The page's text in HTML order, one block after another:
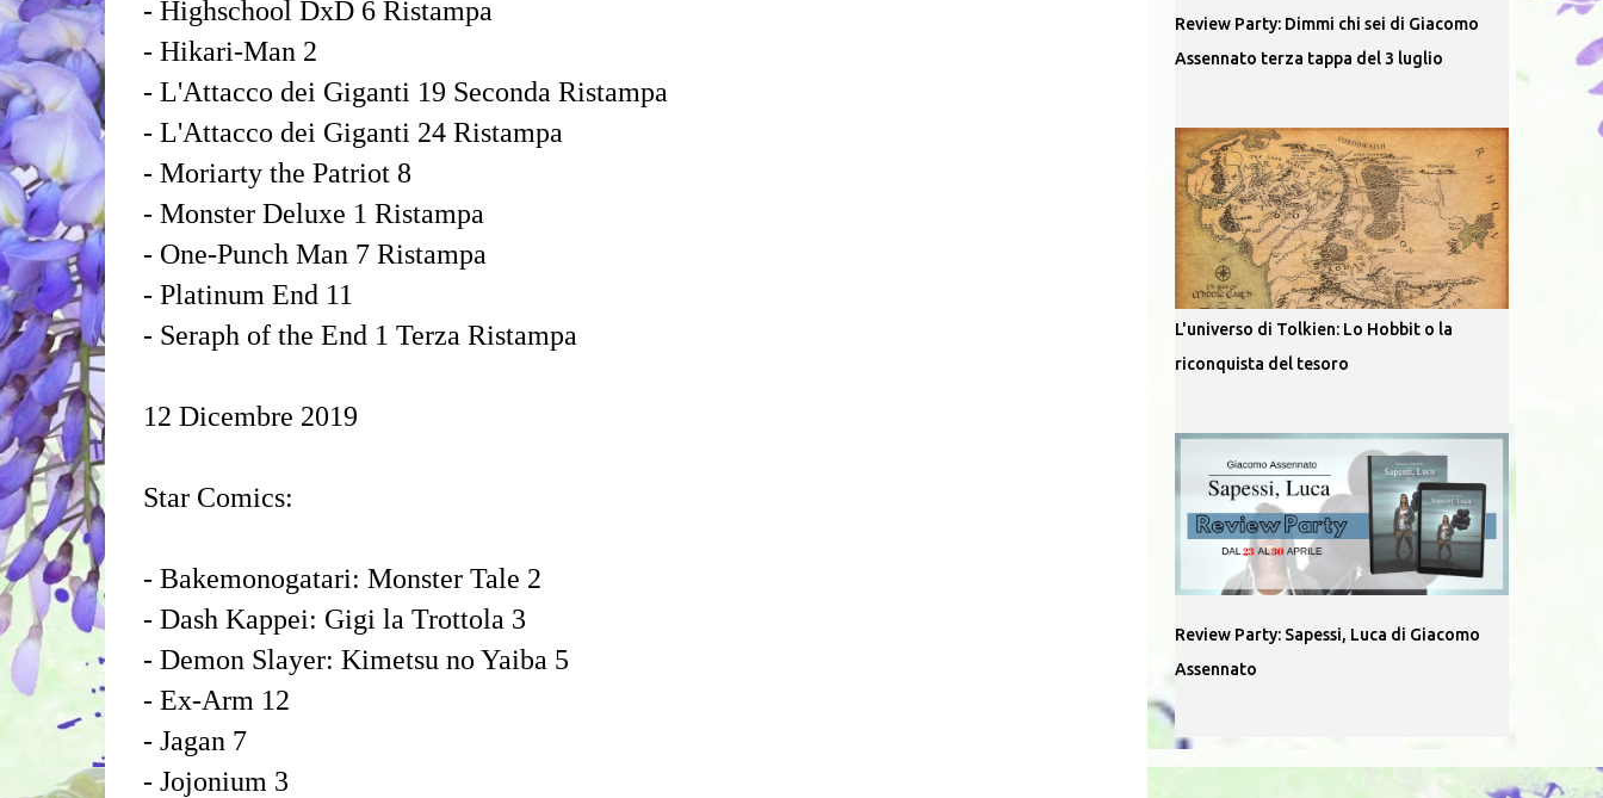
- Highschool DxD 6 Ristampa
- Hikari-Man 2
- L'Attacco dei Giganti 19 Seconda Ristampa
- L'Attacco dei Giganti 24 Ristampa
- Moriarty the Patriot 8
- Monster Deluxe 1 Ristampa
- One-Punch Man 7 Ristampa
- Platinum End 11
- Seraph of the End 1 Terza Ristampa
12 Dicembre 2019
Star Comics:
- Bakemonogatari: Monster Tale 2
- Dash Kappei: Gigi la Trottola 3
- Demon Slayer: Kimetsu no Yaiba 5
- Ex-Arm 12
- Jagan 7
- Jojonium 3
Review Party: Dimmi chi sei di Giacomo
Assennato terza tappa del 3 luglio
L'universo di Tolkien: Lo Hobbit o la
riconquista del tesoro
Review Party: Sapessi, Luca di Giacomo
Assennato